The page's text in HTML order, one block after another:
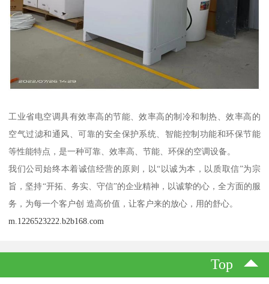
工业省电空调具有效率高的节能、效率高的制冷和制热、效率高的
空气过滤和通风、可靠的安全保护系统、智能控制功能和环保节能
等性能特点，是一种可靠、效率高、节能、环保的空调设备。
我们公司始终本着诚信经营的原则，以“以诚为本，以质取信”为宗
旨，坚持“开拓、务实、守信”的企业精神，以诚挚的心，全方面的服
务，为每一个客户创 造高价值，让客户来的放心，用的舒心。
m.1226523222.b2b168.com
Top